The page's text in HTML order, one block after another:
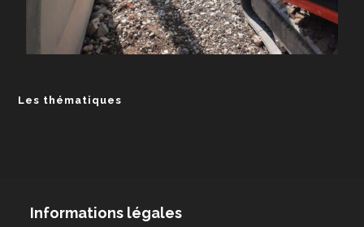
Les thématiques
Informations légales